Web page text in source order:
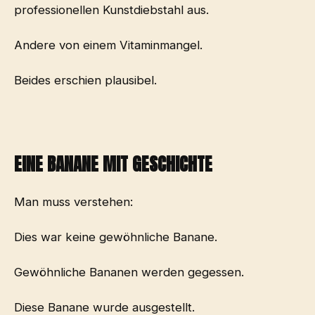
professionellen Kunstdiebstahl aus.
Andere von einem Vitaminmangel.
Beides erschien plausibel.
EINE BANANE MIT GESCHICHTE
Man muss verstehen:
Dies war keine gewöhnliche Banane.
Gewöhnliche Bananen werden gegessen.
Diese Banane wurde ausgestellt.